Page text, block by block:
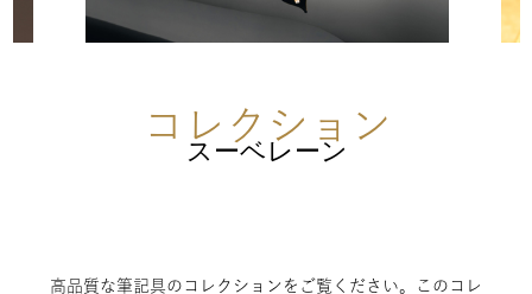
コレクション
スーベレーン
高品質な筆記具のコレクションをご覧ください。このコレ